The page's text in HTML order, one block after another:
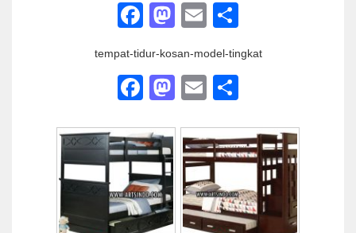
Facebook
Mastodon
Email
tempat-tidur-kosan-model-tingkat
Facebook
Mastodon
Email